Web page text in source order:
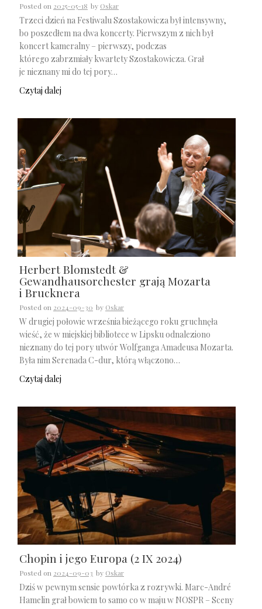
Posted on 2025-05-18 by Oskar
Trzeci dzień na Festiwalu Szostakowicza był intensywny,
bo poszedłem na dwa koncerty. Pierwszym z nich był
koncert kameralny – pierwszy, podczas
którego zabrzmiały kwartety Szostakowicza. Grał
je nieznany mi do tej pory…
Czytaj dalej
Herbert Blomstedt &
Gewandhausorchester grają Mozarta
i Brucknera
Posted on 2024-09-30 by Oskar
W drugiej połowie września bieżącego roku gruchnęła
wieść, że w miejskiej bibliotece w Lipsku odnaleziono
nieznany do tej pory utwór Wolfganga Amadeusa Mozarta.
Była nim Serenada C-dur, którą włączono…
Czytaj dalej
Chopin i jego Europa (2 IX 2024)
Posted on 2024-09-03 by Oskar
Dziś w pewnym sensie powtórka z rozrywki. Marc-André
Hamelin grał bowiem to samo co w maju w NOSPR – Sceny